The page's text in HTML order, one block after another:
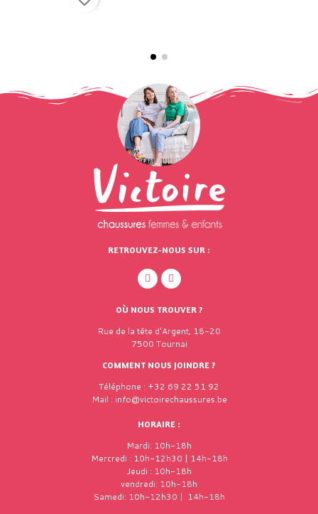
RETROUVEZ-NOUS SUR :
OÙ NOUS TROUVER ?
Rue de la tête d'Argent, 18-20
7500 Tournai
COMMENT NOUS JOINDRE ?
Téléphone : +32 69 22 51 92
Mail : info@victoirechaussures.be
HORAIRE :
Mardi: 10h-18h
Mercredi : 10h-12h30 | 14h-18h
Jeudi : 10h-18h
vendredi: 10h-18h
Samedi: 10h-12h30 | 14h-18h